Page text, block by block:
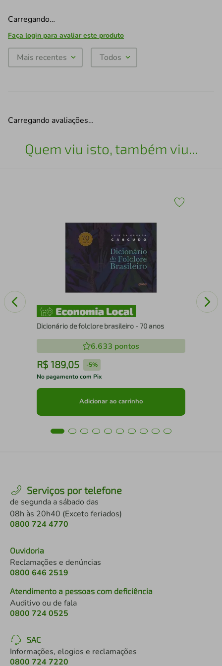
Carregando…
Faça login para avaliar este produto
Mais recentes Todos
Carregando avaliações…
Quem viu isto, também viu...
Dicionário de folclore brasileiro - 70 anos
6.633 pontos
R$ 189,05 -5%
No pagamento com Pix
Adicionar ao carrinho
Serviços por telefone
de segunda a sábado das
08h às 20h40 (Exceto feriados)
0800 724 4770
Ouvidoria
Reclamações e denúncias
0800 646 2519
Atendimento a pessoas com deficiência
Auditivo ou de fala
0800 724 0525
SAC
Informações, elogios e reclamações
0800 724 7220